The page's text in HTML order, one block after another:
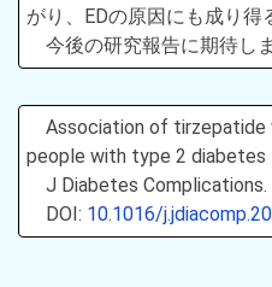
がり、EDの原因にも成り得
今後の研究報告に期待しま
Association of
people with type 2 diabetes
J Diabetes
DOI: 10.1016/